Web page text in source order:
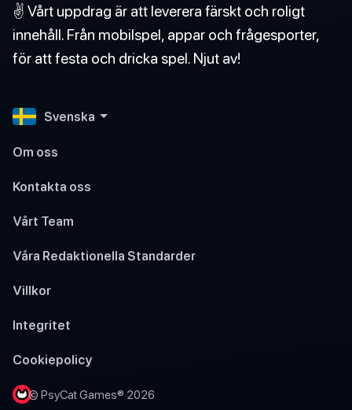
✌️ Vårt uppdrag är att leverera färskt och roligt
innehåll. Från mobilspel, appar och frågesporter,
för att festa och dricka spel. Njut av!
Svenska
Om oss
Kontakta oss
Vårt Team
Våra Redaktionella Standarder
Villkor
Integritet
Cookiepolicy
© PsyCat Games® 2026